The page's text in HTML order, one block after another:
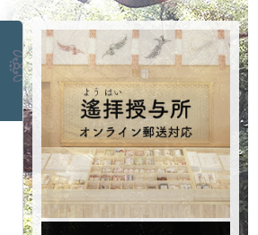
ご案内
げ（古いお守りのお取り扱い）
マップ
用フォーム（事前受付）